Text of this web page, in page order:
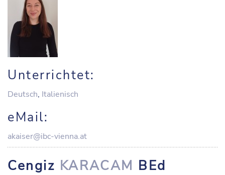
Unterrichtet:
Deutsch, Italienisch
eMail:
akaiser@ibc-vienna.at
Cengiz KARACAM BEd